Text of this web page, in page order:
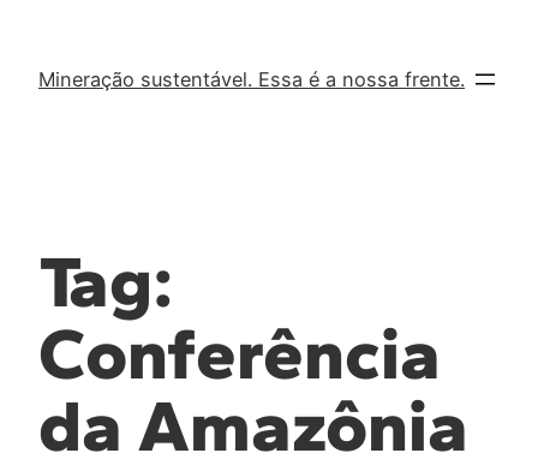
Mineração sustentável. Essa é a nossa frente.
Tag:
Conferência
da Amazônia